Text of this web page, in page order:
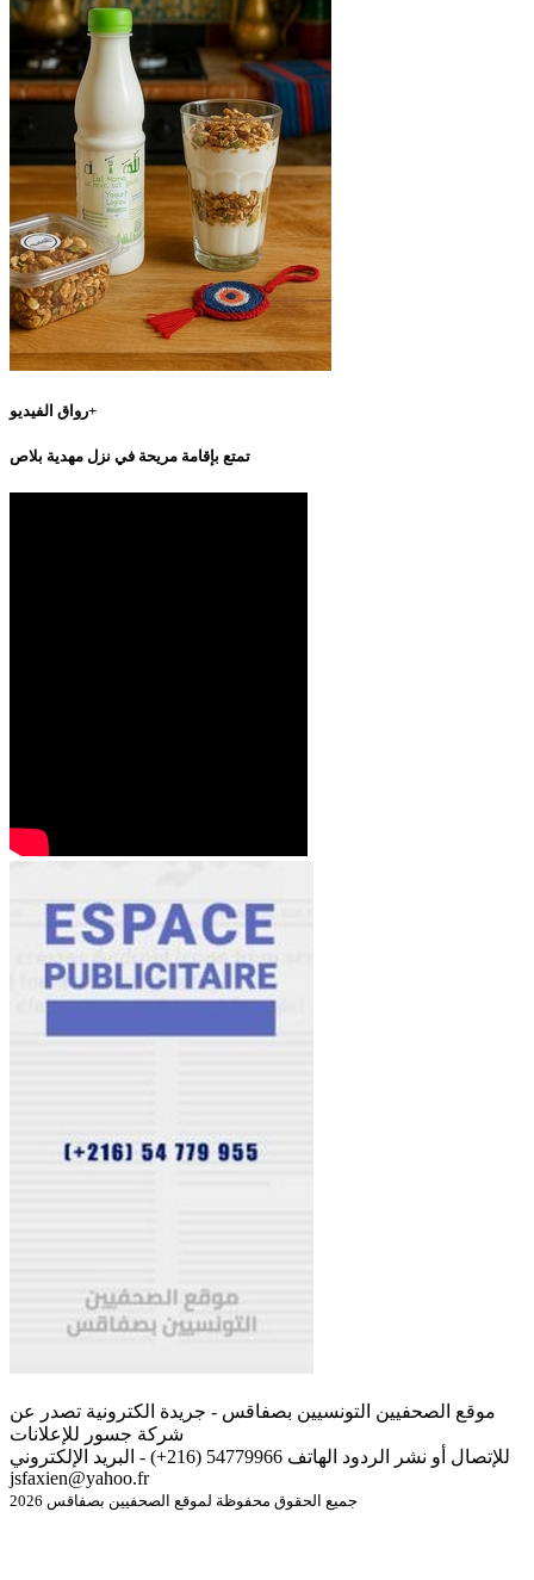
رواق الفيديو+
تمتع بإقامة مريحة في نزل مهدية بلاص
موقع الصحفيين التونسيين بصفاقس - جريدة الكترونية تصدر عن
شركة جسور للإعلانات
للإتصال أو نشر الردود الهاتف 54779966 (216+) - البريد الإلكتروني
jsfaxien@yahoo.fr
جميع الحقوق محفوظة لموقع الصحفيين بصفاقس 2026